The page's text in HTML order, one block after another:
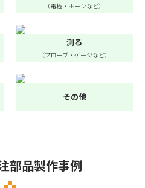
（電極・ホーンなど）
測る
（プローブ・ゲージなど）
その他
部品製作事例